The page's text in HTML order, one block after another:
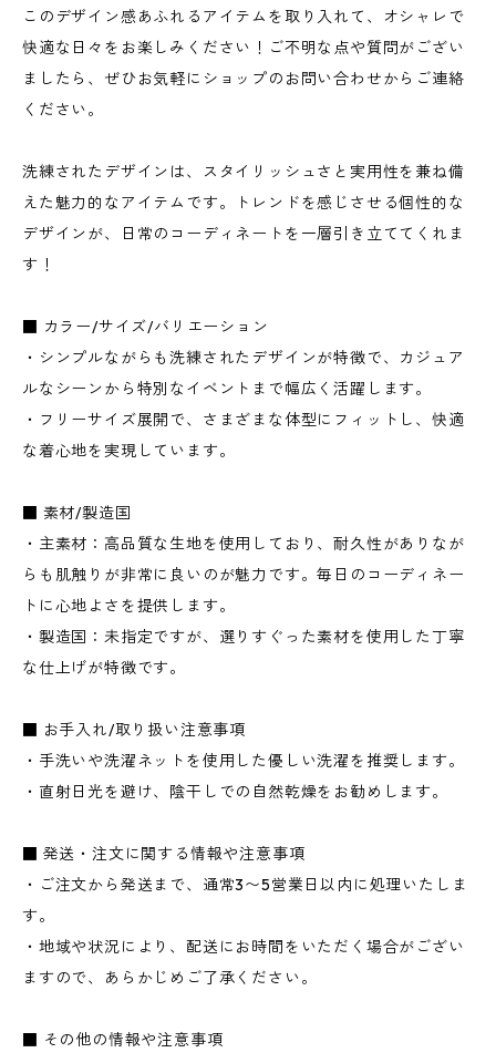
このデザイン感あふれるアイテムを取り入れて、オシャレで
快適な日々をお楽しみください！ご不明な点や質問がござい
ましたら、ぜひお気軽にショップのお問い合わせからご連絡
ください。
洗練されたデザインは、スタイリッシュさと実用性を兼ね備
えた魅力的なアイテムです。トレンドを感じさせる個性的な
デザインが、日常のコーディネートを一層引き立ててくれま
す！
■ カラー/サイズ/バリエーション
・シンプルながらも洗練されたデザインが特徴で、カジュア
ルなシーンから特別なイベントまで幅広く活躍します。
・フリーサイズ展開で、さまざまな体型にフィットし、快適
な着心地を実現しています。
■ 素材/製造国
・主素材：高品質な生地を使用しており、耐久性がありなが
らも肌触りが非常に良いのが魅力です。毎日のコーディネー
トに心地よさを提供します。
・製造国：未指定ですが、選りすぐった素材を使用した丁寧
な仕上げが特徴です。
■ お手入れ/取り扱い注意事項
・手洗いや洗濯ネットを使用した優しい洗濯を推奨します。
・直射日光を避け、陰干しでの自然乾燥をお勧めします。
■ 発送・注文に関する情報や注意事項
・ご注文から発送まで、通常3〜5営業日以内に処理いたしま
す。
・地域や状況により、配送にお時間をいただく場合がござい
ますので、あらかじめご了承ください。
■ その他の情報や注意事項